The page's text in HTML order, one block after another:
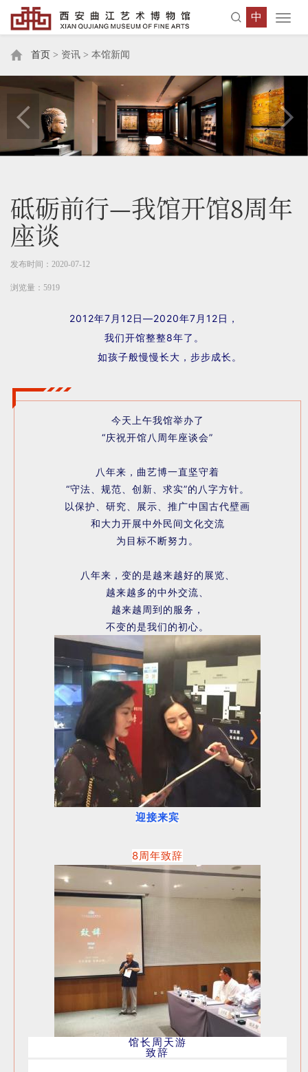
中
首页 > 资讯 > 本馆新闻
砥砺前行—我馆开馆8周年
座谈
发布时间：2020-07-12
浏览量：5919
2012年7月12日—2020年7月12日，
我们开馆整整8年了。
如孩子般慢慢长大，步步成长。
今天上午我馆举办了
“庆祝开馆八周年座谈会”
八年来，曲艺博一直坚守着
“守法、规范、创新、求实”的八字方针。
以保护、研究、展示、推广中国古代壁画
和大力开展中外民间文化交流
为目标不断努力。
八年来，变的是越来越好的展览、
越来越多的中外交流、
越来越周到的服务，
不变的是我们的初心。
迎接来宾
8周年致辞
馆长周天游
致辞